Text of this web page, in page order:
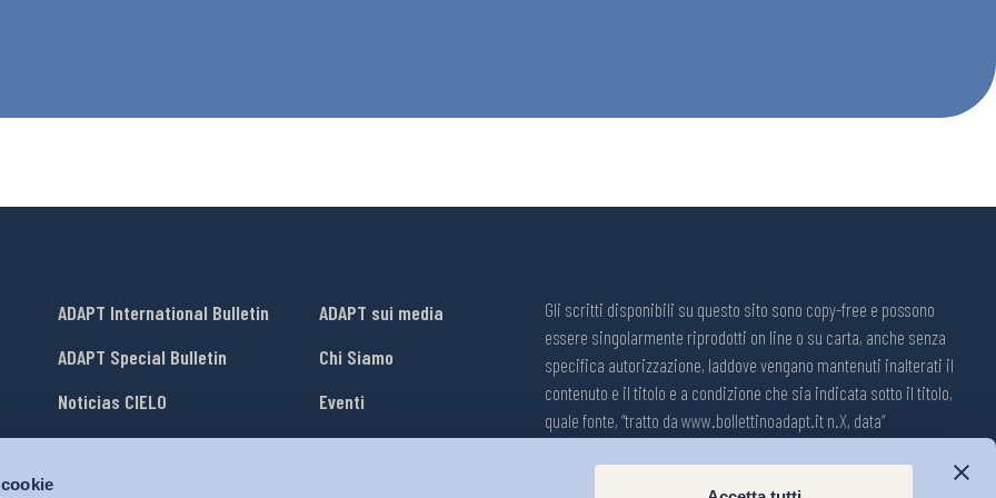
ADAPT International Bulletin
ADAPT Special Bulletin
Noticias CIELO
ADAPT sui media
Chi Siamo
Eventi
Lavora con Noi
Gli scritti disponibili su questo sito sono copy-free e possono
essere singolarmente riprodotti on line o su carta, anche senza
specifica autorizzazione, laddove vengano mantenuti inalterati il
contenuto e il titolo e a condizione che sia indicata sotto il titolo,
quale fonte, “tratto da www.bollettinoadapt.it n.X, data“